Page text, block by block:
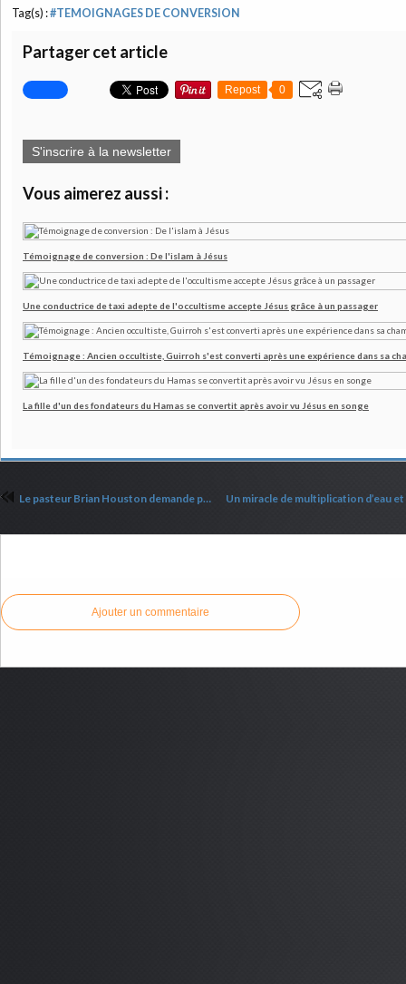
Tag(s) :#TEMOIGNAGES DE CONVERSION
Partager cet article
Repost 0
S'inscrire à la newsletter
Vous aimerez aussi :
Témoignage de conversion : De l'islam à Jésus
Une conductrice de taxi adepte de l'occultisme accepte Jésus grâce à un passager
Témoignage : Ancien occultiste, Guirroh s'est converti après une expérience dans sa
La fille d'un des fondateurs du Hamas se convertit après avoir vu Jésus en songe
Le pasteur Brian Houston demande pardon
Ajouter un commentaire